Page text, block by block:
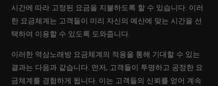
시간에 따라 고정된 요금을 지불하도록 할 수 있습니다. 이러
한 요금체계는 고객들이 미리 자신의 예산에 맞는 시간을 선
택하여 이용할 수 있도록 도와줍니다.
이러한 역삼노래방 요금체계의 적용을 통해 기대할 수 있는
결과는 다음과 같습니다. 먼저, 고객들이 투명하고 공정한 요
금체계를 경험하게 됩니다. 이는 고객들의 신뢰를 얻어 계속